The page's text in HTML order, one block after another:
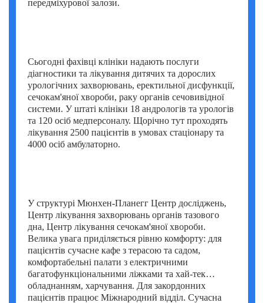
Умут Демірджи (Umut Demirci)
Хале Башак Чалар (Hale Basak Caglar)
Хамдулла Созен (Hamdullah Sozen)
Яків Шехтер (Jacob Schechter)
передміхурової залози.
Сьогодні фахівці клініки надають послуги
діагностики та лікування дитячих та дорослих
урологічних захворювань, еректильної дисфункції,
сечокам'яної хвороби, раку органів сечовивідної
системи. У штаті клініки 18 андрологів та урологів
та 120 осіб медперсоналу. Щорічно тут проходять
лікування 2500 пацієнтів в умовах стаціонару та
4000 осіб амбулаторно.
У структурі Мюнхен-Планегг Центр досліджень,
Центр лікування захворювань органів тазового
дна, Центр лікування сечокам'яної хвороби.
Велика увага приділяється рівню комфорту: для
пацієнтів сучасне кафе з терасою та садом,
комфортабельні палати з електричними
багатофункціональними ліжками та хай-тек
обладнанням, харчування. Для закордонних
пацієнтів працює Міжнародний відділ. Сучасна